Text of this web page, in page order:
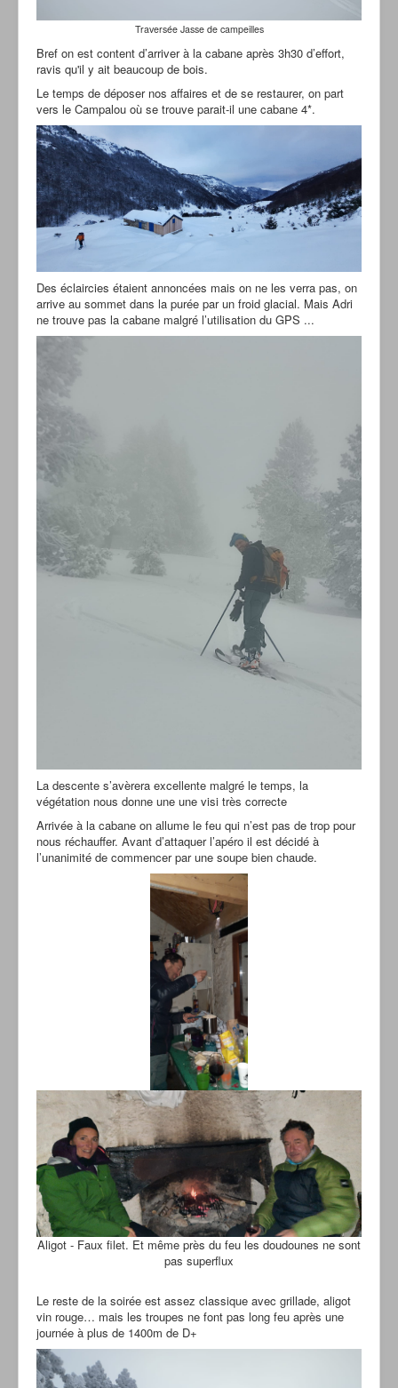
Traversée Jasse de campeilles
Bref on est content d’arriver à la cabane après 3h30 d’effort,
ravis qu'il y ait beaucoup de bois.
Le temps de déposer nos affaires et de se restaurer, on part
vers le Campalou où se trouve parait-il une cabane 4*.
Des éclaircies étaient annoncées mais on ne les verra pas, on
arrive au sommet dans la purée par un froid glacial. Mais Adri
ne trouve pas la cabane malgré l’utilisation du GPS ...
La descente s’avèrera excellente malgré le temps, la
végétation nous donne une une visi très correcte
Arrivée à la cabane on allume le feu qui n’est pas de trop pour
nous réchauffer. Avant d’attaquer l’apéro il est décidé à
l’unanimité de commencer par une soupe bien chaude.
Aligot - Faux filet. Et même près du feu les doudounes ne sont
pas superflux
Le reste de la soirée est assez classique avec grillade, aligot
vin rouge… mais les troupes ne font pas long feu après une
journée à plus de 1400m de D+